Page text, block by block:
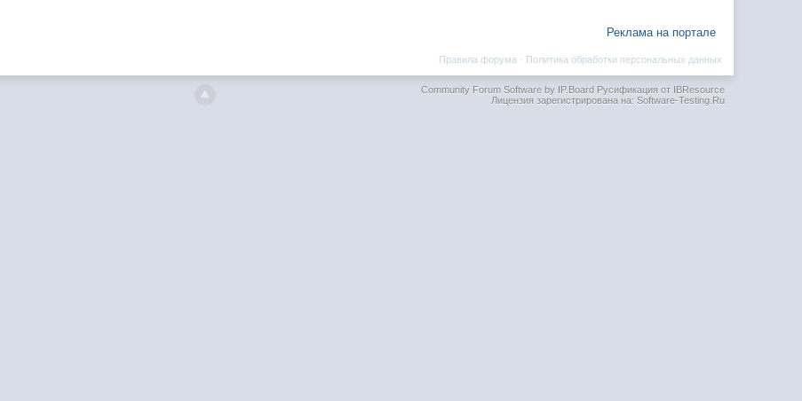
Реклама на портале
Политика обработки персональных данных
Правила форума ·
Community Forum Software by IP.BoardРусификация от IBResource
Лицензия зарегистрирована на: Software-Testing.Ru